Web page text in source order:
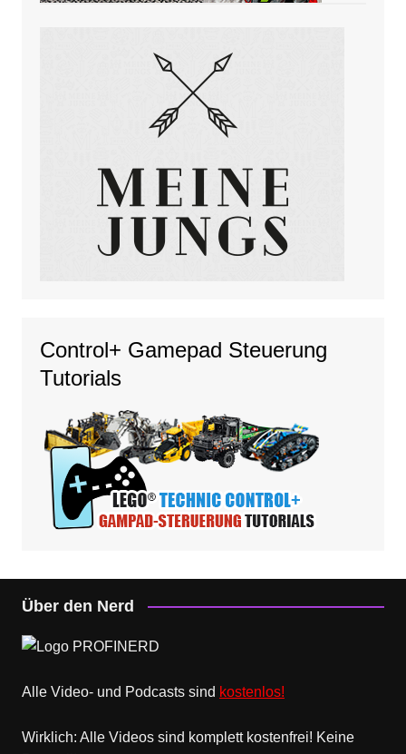
Control+ Gamepad Steuerung
Tutorials
Über den Nerd
Alle Video- und Podcasts sind kostenlos!
Wirklich: Alle Videos sind komplett kostenfrei! Keine